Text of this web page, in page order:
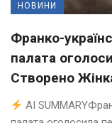
НОВИНИ
Франко-
палата
Створено
AI